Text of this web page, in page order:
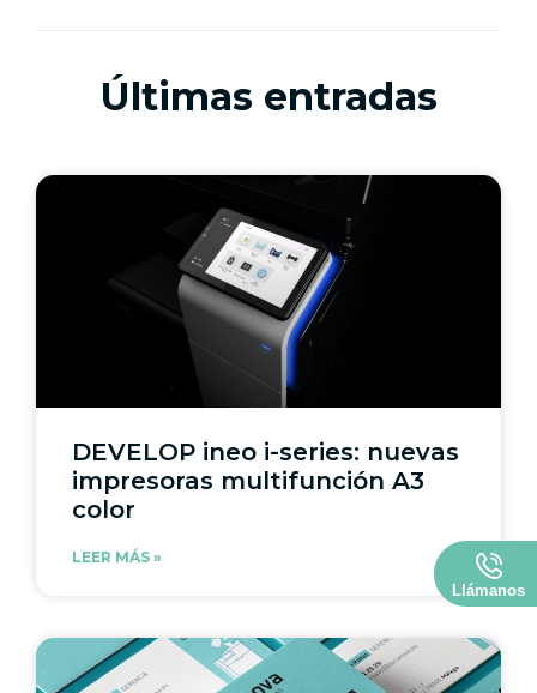
Últimas entradas
DEVELOP ineo i-series: nuevas
impresoras multifunción A3
color
LEER MÁS »
Llámanos